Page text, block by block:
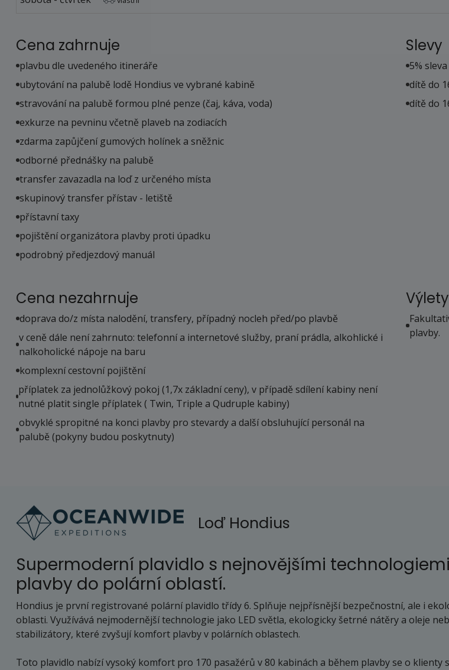
Cena zahrnuje
plavbu dle uvedeného itineráře
ubytování na palubě lodě Hondius ve vybrané kabině
stravování na palubě formou plné penze (čaj, káva, voda)
exkurze na pevninu včetně plaveb na zodiacích
zdarma zapůjčení gumových holínek a sněžnic
odborné přednášky na palubě
transfer zavazadla na loď z určeného místa
skupinový transfer přístav - letiště
přístavní taxy
pojištění organizátora plavby proti úpadku
podrobný předjezdový manuál
Slevy
5%
dítě do
dítě do
Cena nezahrnuje
doprava do/z místa nalodění, transfery, případný nocleh před/po plavbě
v ceně dále není zahrnuto: telefonní a internetové služby, praní prádla, alkohlické i
nalkoholické nápoje na baru
komplexní cestovní pojištění
příplatek za jednolůžkový pokoj (1,7x základní ceny), v případě sdílení kabiny není
nutné platit single příplatek ( Twin, Triple a Qudruple kabiny)
obvyklé spropitné na konci plavby pro stevardy a další obsluhující personál na
palubě (pokyny budou poskytnuty)
Výlety
plavby.
Loď Hondius
Supermoderní plavidlo s nejnovějšími
plavby do polární oblastí.
Hondius je první registrované polární plavidlo třídy 6. Splňuje nejpřísnější bezpečnostní, ale i
oblasti. Využívává nejmodernější technologie jako LED světla, ekologicky šetrné nátěry a oleje
stabilizátory, které zvyšují komfort plavby v polárních oblastech.
Toto plavidlo nabízí vysoký komfort pro 170 pasažérů v 80 kabinách a během plavby se o